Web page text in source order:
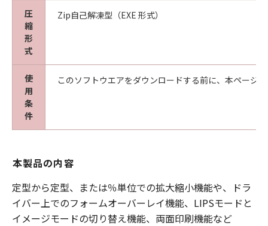
圧
縮
形
式
Zip自己解凍型（EXE 形式）
使
用
条
件
このソフトウエアをダウンロードする前に、本ページ
本製品の内容
定型から定型、または％単位での拡大縮小機能や、ドラ
イバー上でのフォームオーバーレイ機能、LIPSモードと
イメージモードの切り替え機能、両面印刷機能など